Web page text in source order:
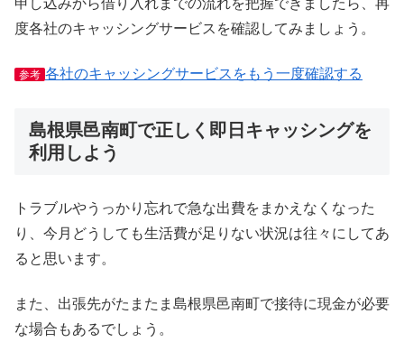
度各社のキャッシングサービスを確認してみましょう。
参考 各社のキャッシングサービスをもう一度確認する
島根県邑南町で正しく即日キャッシングを
利用しよう
トラブルやうっかり忘れで急な出費をまかえなくなった
り、今月どうしても生活費が足りない状況は往々にしてあ
ると思います。
また、出張先がたまたま島根県邑南町で接待に現金が必要
な場合もあるでしょう。